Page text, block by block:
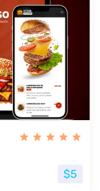
$5